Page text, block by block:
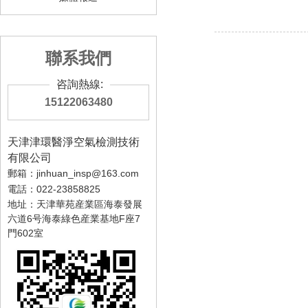
聯系我們
咨詢熱線:
15122063480
天津津環醫淨空氣檢測技術
有限公司
郵箱：jinhuan_insp@163.com
電話：022-23858825
地址：天津華苑産業區海泰發展
六道6号海泰綠色産業基地F座7
門602室